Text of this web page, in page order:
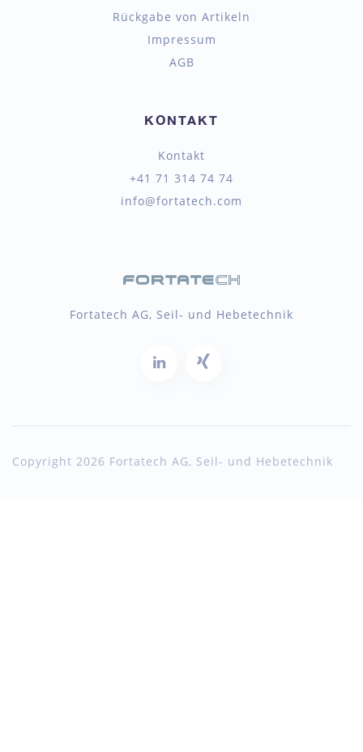
Rückgabe von Artikeln
Impressum
AGB
KONTAKT
Kontakt
+41 71 314 74 74
info@fortatech.com
Fortatech AG, Seil- und Hebetechnik
Copyright 2026 Fortatech AG, Seil- und Hebetechnik